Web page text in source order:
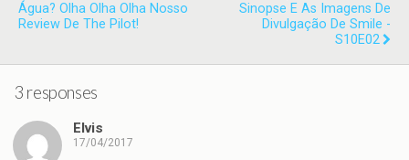
Água? Olha Olha Olha Nosso
Review De The Pilot!
Sinopse E As Imagens De
Divulgação De Smile -
S10E02
3 responses
Elvis
17/04/2017